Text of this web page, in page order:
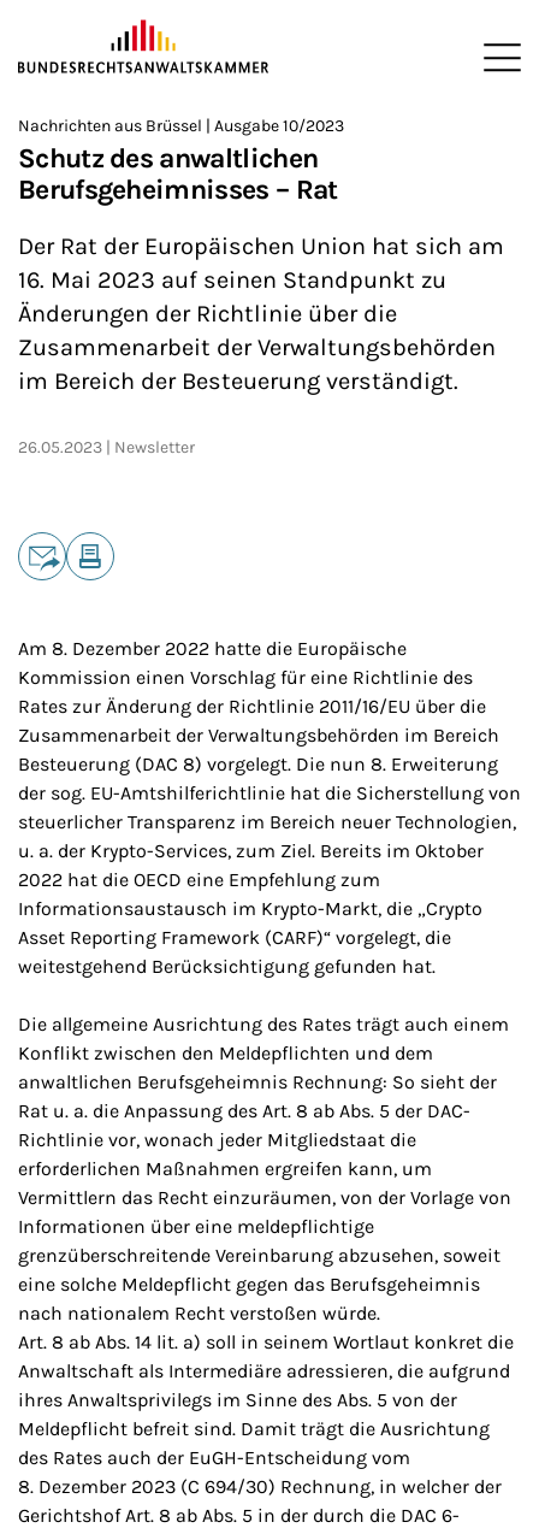
ZUM HAUPTINHALT SPRINGEN
Sie befinden sich hier:
>
Startseite
>
Newsroom
>
Newsletter
>
Nachrichten aus Brüssel
Nachrichten aus Brüssel | Ausgabe 10/2023
Schutz des anwaltlichen
Berufsgeheimnisses – Rat
Der Rat der Europäischen Union hat sich am
16. Mai 2023 auf seinen Standpunkt zu
Änderungen der Richtlinie über die
Zusammenarbeit der Verwaltungsbehörden
im Bereich der Besteuerung verständigt.
26.05.2023 Newsletter
Teilen
Am 8. Dezember 2022 hatte die Europäische
Kommission einen Vorschlag für eine Richtlinie des
Rates zur Änderung der Richtlinie 2011/16/EU über die
Zusammenarbeit der Verwaltungsbehörden im Bereich
Besteuerung (DAC 8) vorgelegt. Die nun 8. Erweiterung
der sog. EU-Amtshilferichtlinie hat die Sicherstellung von
steuerlicher Transparenz im Bereich neuer Technologien,
u. a. der Krypto-Services, zum Ziel. Bereits im Oktober
2022 hat die OECD eine Empfehlung zum
Informationsaustausch im Krypto-Markt, die „Crypto
Asset Reporting Framework (CARF)“ vorgelegt, die
weitestgehend Berücksichtigung gefunden hat.
Die allgemeine Ausrichtung des Rates trägt auch einem
Konflikt zwischen den Meldepflichten und dem
anwaltlichen Berufsgeheimnis Rechnung: So sieht der
Rat u. a. die Anpassung des Art. 8 ab Abs. 5 der DAC-
Richtlinie vor, wonach jeder Mitgliedstaat die
erforderlichen Maßnahmen ergreifen kann, um
Vermittlern das Recht einzuräumen, von der Vorlage von
Informationen über eine meldepflichtige
grenzüberschreitende Vereinbarung abzusehen, soweit
eine solche Meldepflicht gegen das Berufsgeheimnis
nach nationalem Recht verstoßen würde.
Art. 8 ab Abs. 14 lit. a) soll in seinem Wortlaut konkret die
Anwaltschaft als Intermediäre adressieren, die aufgrund
ihres Anwaltsprivilegs im Sinne des Abs. 5 von der
Meldepflicht befreit sind. Damit trägt die Ausrichtung
des Rates auch der EuGH-Entscheidung vom
8. Dezember 2023 (C 694/30) Rechnung, in welcher der
Gerichtshof Art. 8 ab Abs. 5 in der durch die DAC 6-